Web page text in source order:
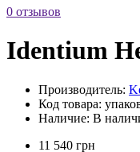
0 отзывов
Identium
Производитель:
Код товара:
Наличие: В
11 540 грн